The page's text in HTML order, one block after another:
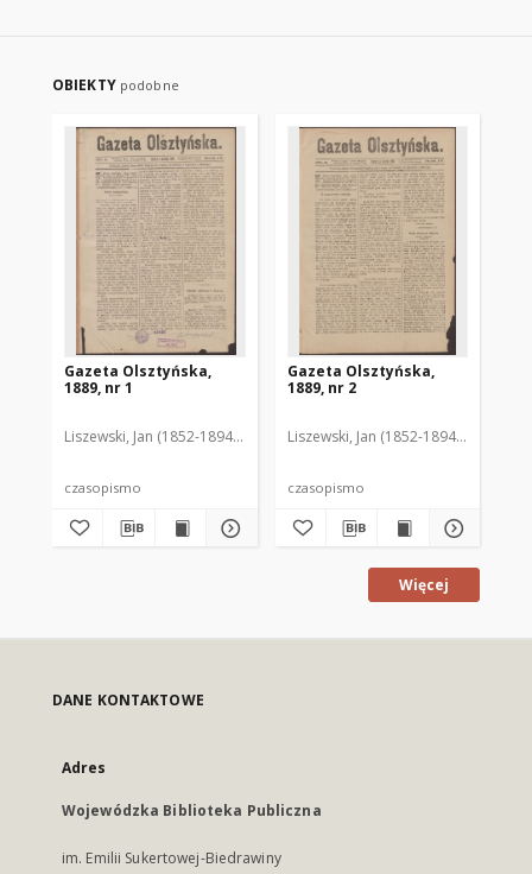
OBIEKTY podobne
Gazeta Olsztyńska,
1889, nr 1
Liszewski, Jan (1852-1894). Red.
czasopismo
Gazeta Olsztyńska,
1889, nr 2
Liszewski, Jan (1852-1894). Red.
czasopismo
Więcej
DANE KONTAKTOWE
Adres
Wojewódzka Biblioteka Publiczna
im. Emilii Sukertowej-Biedrawiny